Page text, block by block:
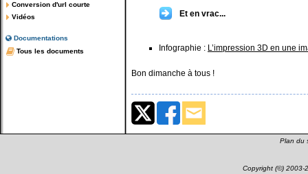
Conversion d'url courte
Vidéos
Documentations
Tous les documents
Et en vrac...
Infographie : L’impression 3D en une
Bon dimanche à tous !
Plan du
Copyright (©) 2003-